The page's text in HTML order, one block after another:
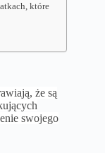
które
że są
swojego